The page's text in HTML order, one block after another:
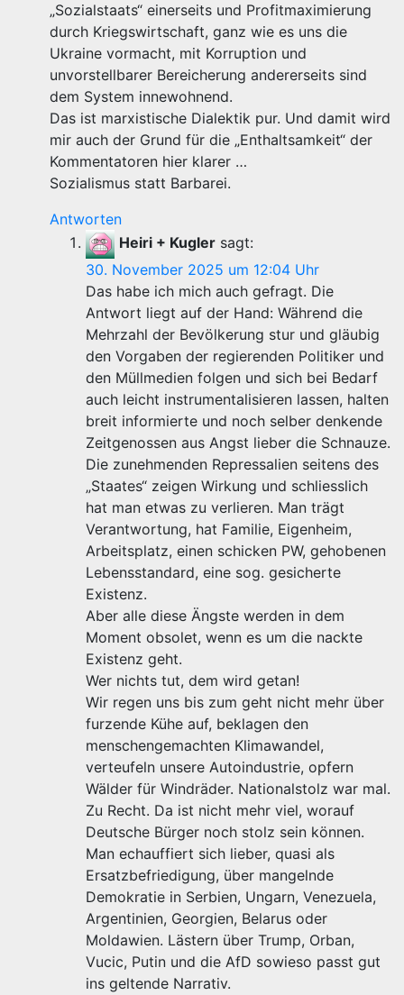
„Sozialstaats“ einerseits und Profitmaximierung
durch Kriegswirtschaft, ganz wie es uns die
Ukraine vormacht, mit Korruption und
unvorstellbarer Bereicherung andererseits sind
dem System innewohnend.
Das ist marxistische Dialektik pur. Und damit wird
mir auch der Grund für die „Enthaltsamkeit“ der
Kommentatoren hier klarer …
Sozialismus statt Barbarei.
Antworten
Heiri + Kugler sagt:
30. November 2025 um 12:04 Uhr
Das habe ich mich auch gefragt. Die
Antwort liegt auf der Hand: Während die
Mehrzahl der Bevölkerung stur und gläubig
den Vorgaben der regierenden Politiker und
den Müllmedien folgen und sich bei Bedarf
auch leicht instrumentalisieren lassen, halten
breit informierte und noch selber denkende
Zeitgenossen aus Angst lieber die Schnauze.
Die zunehmenden Repressalien seitens des
„Staates“ zeigen Wirkung und schliesslich
hat man etwas zu verlieren. Man trägt
Verantwortung, hat Familie, Eigenheim,
Arbeitsplatz, einen schicken PW, gehobenen
Lebensstandard, eine sog. gesicherte
Existenz.
Aber alle diese Ängste werden in dem
Moment obsolet, wenn es um die nackte
Existenz geht.
Wer nichts tut, dem wird getan!
Wir regen uns bis zum geht nicht mehr über
furzende Kühe auf, beklagen den
menschengemachten Klimawandel,
verteufeln unsere Autoindustrie, opfern
Wälder für Windräder. Nationalstolz war mal.
Zu Recht. Da ist nicht mehr viel, worauf
Deutsche Bürger noch stolz sein können.
Man echauffiert sich lieber, quasi als
Ersatzbefriedigung, über mangelnde
Demokratie in Serbien, Ungarn, Venezuela,
Argentinien, Georgien, Belarus oder
Moldawien. Lästern über Trump, Orban,
Vucic, Putin und die AfD sowieso passt gut
ins geltende Narrativ.